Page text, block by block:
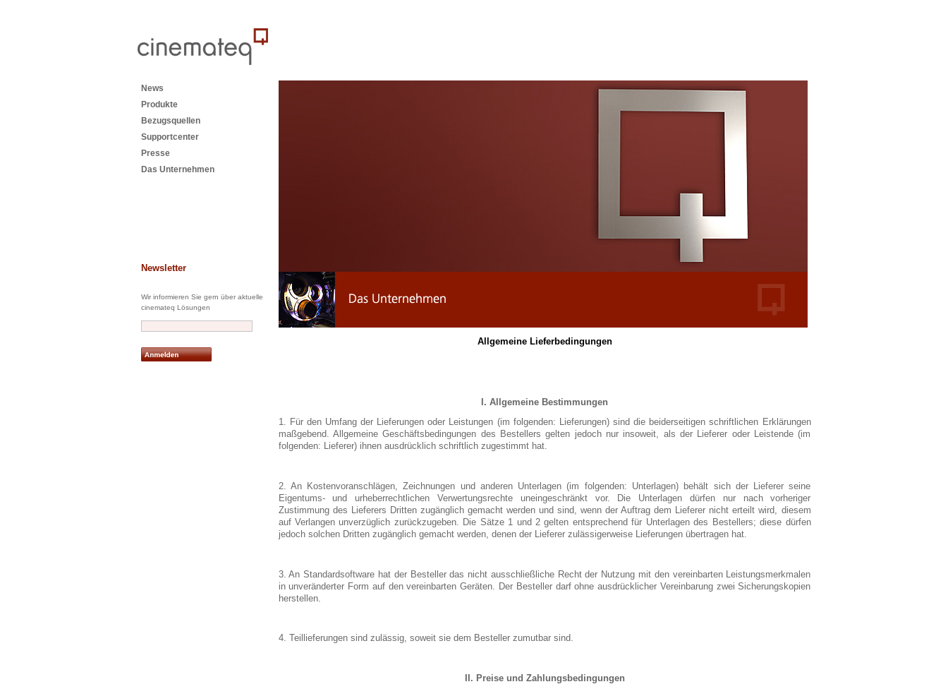
News
Produkte
Bezugsquellen
Supportcenter
Presse
Das Unternehmen
Newsletter
Wir informieren Sie gern über aktuelle
cinemateq Lösungen
Allgemeine Lieferbedingungen
I. Allgemeine Bestimmungen
1. Für den Umfang der Lieferungen oder Leistungen (im folgenden: Lieferungen) sind die beiderseitigen schriftlichen Erklärungen
maßgebend. Allgemeine Geschäftsbedingungen des Bestellers gelten jedoch nur insoweit, als der Lieferer oder Leistende (im
folgenden: Lieferer) ihnen ausdrücklich schriftlich zugestimmt hat.
2. An Kostenvoranschlägen, Zeichnungen und anderen Unterlagen (im folgenden: Unterlagen) behält sich der Lieferer seine
Eigentums- und urheberrechtlichen Verwertungsrechte uneingeschränkt vor. Die Unterlagen dürfen nur nach vorheriger
Zustimmung des Lieferers Dritten zugänglich gemacht werden und sind, wenn der Auftrag dem Lieferer nicht erteilt wird, diesem
auf Verlangen unverzüglich zurückzugeben. Die Sätze 1 und 2 gelten entsprechend für Unterlagen des Bestellers; diese dürfen
jedoch solchen Dritten zugänglich gemacht werden, denen der Lieferer zulässigerweise Lieferungen übertragen hat.
3. An Standardsoftware hat der Besteller das nicht ausschließliche Recht der Nutzung mit den vereinbarten Leistungsmerkmalen
in unveränderter Form auf den vereinbarten Geräten. Der Besteller darf ohne ausdrücklicher Vereinbarung zwei Sicherungskopien
herstellen.
4. Teillieferungen sind zulässig, soweit sie dem Besteller zumutbar sind.
II. Preise und Zahlungsbedingungen